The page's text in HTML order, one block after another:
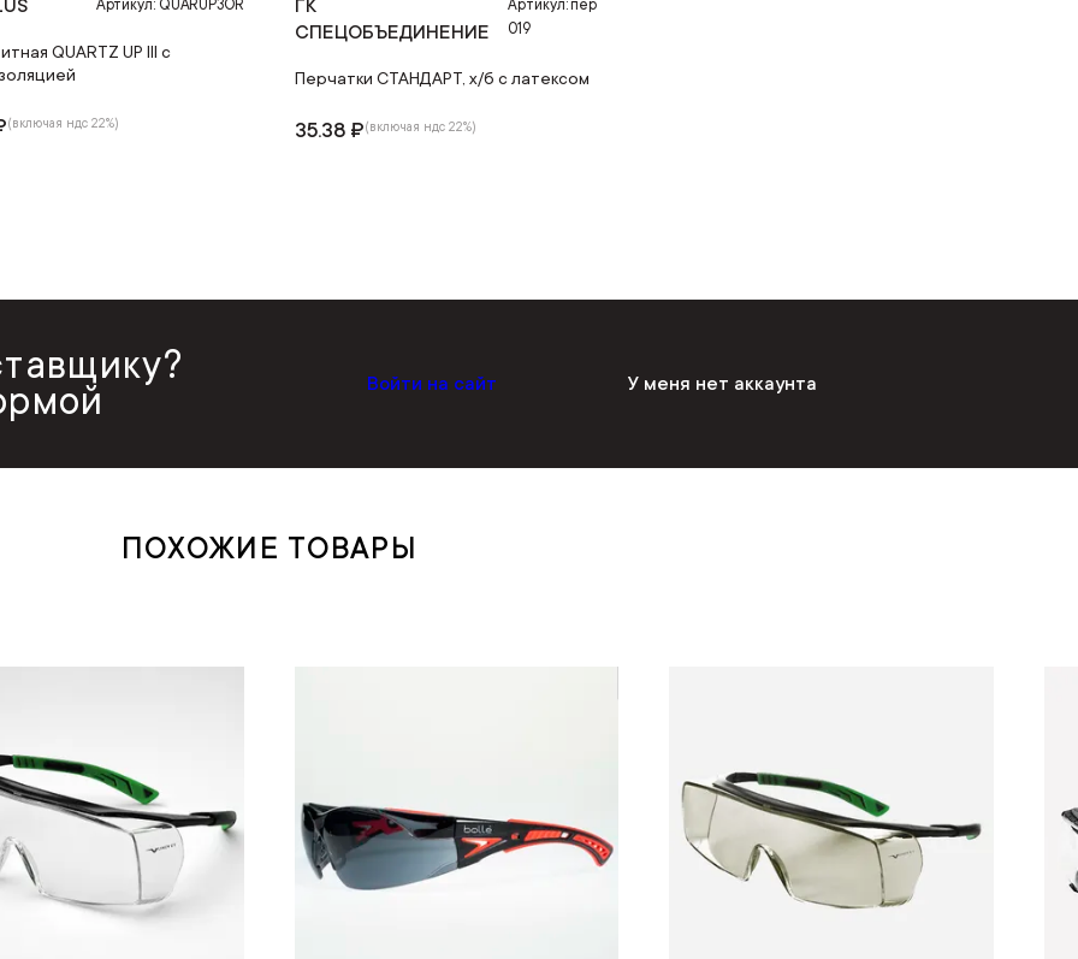
Артикул: QUARUP3OR
QUARTZ UP III с
(включая ндс 22%)
ГК
СПЕЦОБЪЕДИНЕНИЕ
Артикул: пер
019
Перчатки СТАНДАРТ, х/б с латексом
35.38 ₽(включая ндс 22%)
Войти на сайт У меня нет аккаунта
ПОХОЖИЕ ТОВАРЫ